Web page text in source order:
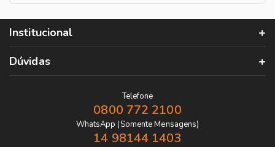
Institucional
Dúvidas
Telefone
0800 772 2100
WhatsApp (Somente Mensagens)
14 98144 1403